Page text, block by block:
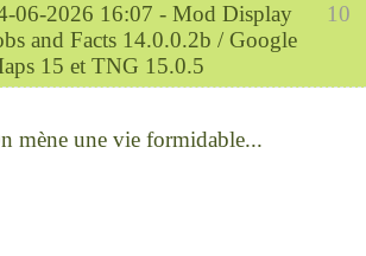
10
06-2026 16:07 - Mod Display
and Facts 14.0.0.2b / Google
15 et TNG 15.0.5
mène une vie formidable...